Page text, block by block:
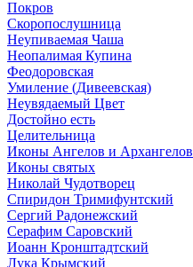
Покров
Скоропослушница
Неупиваемая Чаша
Неопалимая Купина
Феодоровская
Умиление (Дивеевская)
Неувядаемый Цвет
Достойно есть
Целительница
Иконы Ангелов и Архангелов
Иконы святых
Николай Чудотворец
Спиридон Тримифунтский
Сергий Радонежский
Серафим Саровский
Иоанн Кронштадтский
Лука Крымский